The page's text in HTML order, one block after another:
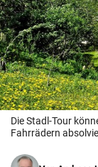
© Krone
Muthgasse 2,
Die Stadl-Tour
Fahrrädern